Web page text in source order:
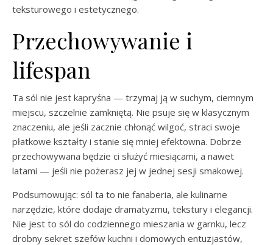
teksturowego i estetycznego.
Przechowywanie i
lifespan
Ta sól nie jest kapryśna — trzymaj ją w suchym, ciemnym
miejscu, szczelnie zamkniętą. Nie psuje się w klasycznym
znaczeniu, ale jeśli zacznie chłonąć wilgoć, straci swoje
płatkowe kształty i stanie się mniej efektowna. Dobrze
przechowywana będzie ci służyć miesiącami, a nawet
latami — jeśli nie pożerasz jej w jednej sesji smakowej.
Podsumowując: sól ta to nie fanaberia, ale kulinarne
narzędzie, które dodaje dramatyzmu, tekstury i elegancji.
Nie jest to sól do codziennego mieszania w garnku, lecz
drobny sekret szefów kuchni i domowych entuzjastów,